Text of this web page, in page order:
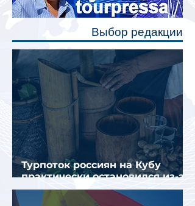
позволят пассажирам закрыть свою
полку во время сна или отдыха,
Выбор редакции
Турпоток россиян на Кубу
практически остановился из-за
отсутствия прямых рейсов